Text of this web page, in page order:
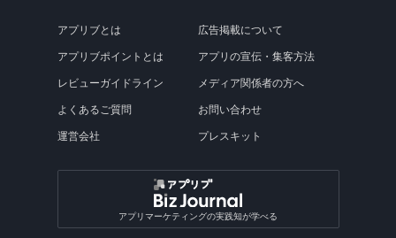
アプリブとは
アプリブポイントとは
レビューガイドライン
よくあるご質問
運営会社
広告掲載について
アプリの宣伝・集客方法
メディア関係者の方へ
お問い合わせ
プレスキット
アプリマーケティングの実践知が学べる